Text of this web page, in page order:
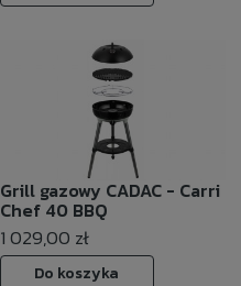
Grill gazowy CADAC - Carri
Chef 40 BBQ
1 029,00 zł
Do koszyka